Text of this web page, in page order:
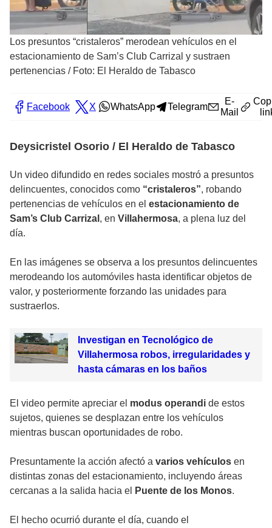
Los presuntos “cristaleros” merodean vehículos en el
estacionamiento de Sam’s Club Carrizal y sustraen
pertenencias / Foto: El Heraldo de Tabasco
Facebook X WhatsApp Telegram
E-
Mail
Deysicristel Osorio / El Heraldo de Tabasco
Un video difundido en redes sociales mostró a presuntos
delincuentes, conocidos como “cristaleros”, robando
pertenencias de vehículos en el estacionamiento de
Sam’s Club Carrizal , en Villahermosa, a plena luz del
día.
En las imágenes se observa a los presuntos delincuentes
merodeando los automóviles hasta identificar objetos de
valor, y posteriormente forzando las unidades para
sustraerlos.
Investigan en Tecnológico de
Villahermosa robos, irregularidades y
hasta cámaras en los baños
El video permite apreciar el modus operandi de estos
sujetos, quienes se desplazan entre los vehículos
mientras buscan oportunidades de robo.
Presuntamente la acción afectó a varios vehículos en
distintas zonas del estacionamiento, incluyendo áreas
cercanas a la salida hacia el
Puente de los Monos.
El hecho ocurrió durante el día, cuando el